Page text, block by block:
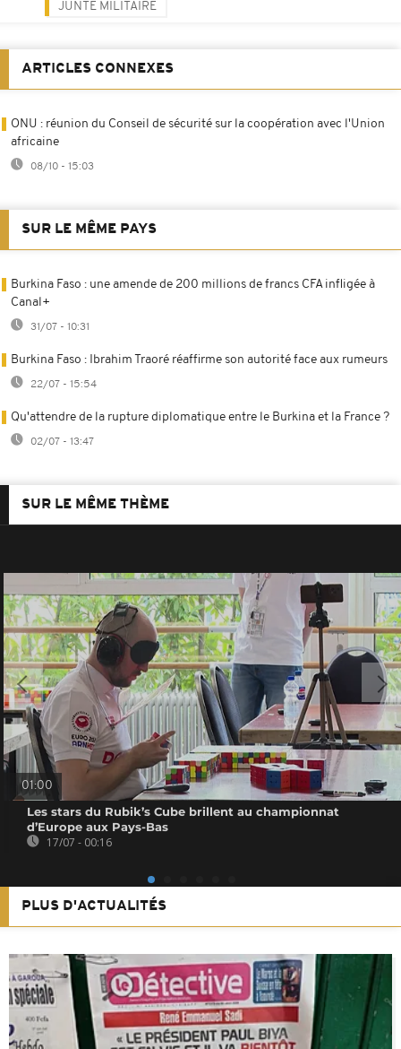
JUNTE MILITAIRE
ARTICLES CONNEXES
ONU : réunion du Conseil de sécurité sur la coopération avec l'Union
africaine
08/10 - 15:03
SUR LE MÊME PAYS
Burkina Faso : une amende de 200 millions de francs CFA infligée à
Canal+
31/07 - 10:31
Burkina Faso : Ibrahim Traoré réaffirme son autorité face aux rumeurs
22/07 - 15:54
Qu'attendre de la rupture diplomatique entre le Burkina et la France ?
02/07 - 13:47
SUR LE MÊME THÈME
01:00
Les stars du Rubik’s Cube brillent au championnat
d’Europe aux Pays-Bas
17/07 - 00:16
PLUS D'ACTUALITÉS